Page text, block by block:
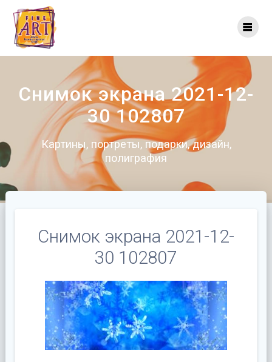
Снимок экрана 2021-12-
30 102807
Картины, портреты, подарки, дизайн,
полиграфия
Снимок экрана 2021-12-
30 102807